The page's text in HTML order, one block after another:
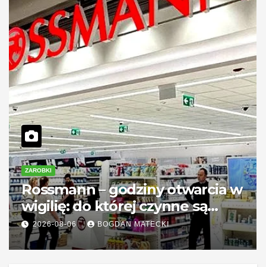
ZAROBKI
Rossmann – godziny otwarcia w
wigilię: do której czynne są
sklepy?
2026-08-06 BOGDAN MATECKI